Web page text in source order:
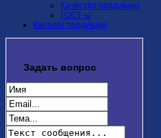
Качество продукции
ГОСТ-ы
Каталог продукции
Задать вопрос